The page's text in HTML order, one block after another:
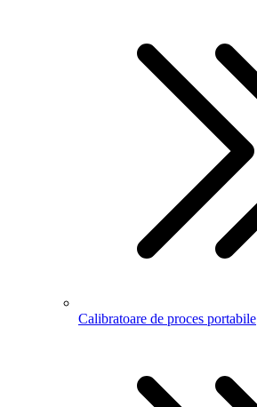
Calibratoare de proces portabile